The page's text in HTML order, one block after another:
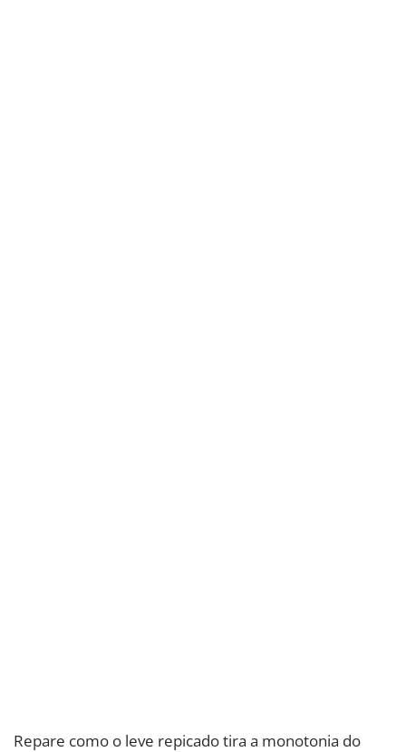
Repare como o leve repicado tira a monotonia do